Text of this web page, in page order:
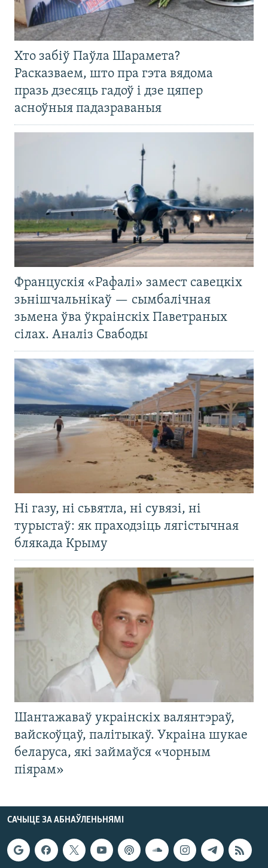
Хто забіў Паўла Шарамета?
Расказваем, што пра гэта вядома
празь дзесяць гадоў і дзе цяпер
асноўныя падазраваныя
Францускія «Рафалі» замест савецкіх
зьнішчальнікаў — сымбалічная
зьмена ўва ўкраінскіх Паветраных
сілах. Аналіз Свабоды
Ні газу, ні сьвятла, ні сувязі, ні
турыстаў: як праходзіць лягістычная
блякада Крыму
Шантажаваў украінскіх валянтэраў,
вайскоўцаў, палітыкаў. Украіна шукае
беларуса, які займаўся «чорным
піярам»
САЧЫЦЕ ЗА АБНАЎЛЕНЬНЯМІ